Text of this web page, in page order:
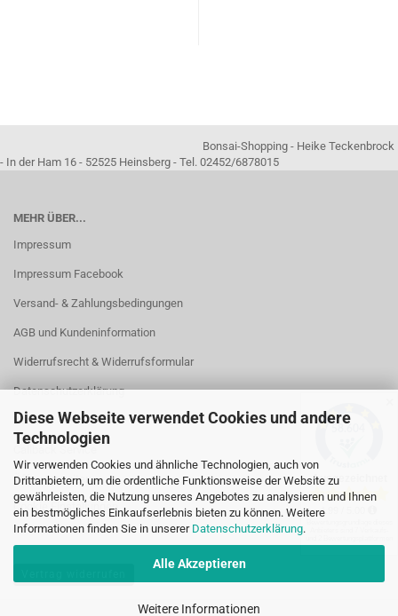
Diese Webseite verwendet Cookies und andere
Technologien
Wir verwenden Cookies und ähnliche Technologien, auch von
Drittanbietern, um die ordentliche Funktionsweise der Website zu
gewährleisten, die Nutzung unseres Angebotes zu analysieren und Ihnen
ein bestmögliches Einkaufserlebnis bieten zu können. Weitere
Informationen finden Sie in unserer Datenschutzerklärung.
Alle Akzeptieren
Weitere Informationen
Bonsai-Shopping - Heike Teckenbrock
- In der Ham 16 - 52525 Heinsberg - Tel. 02452/6878015
MEHR ÜBER...
Impressum
Impressum Facebook
Versand- & Zahlungsbedingungen
AGB und Kundeninformation
Widerrufsrecht & Widerrufsformular
Datenschutzerklärung
Kontakt
Callback Service
Öffnungszeiten
Cookie Einstellungen